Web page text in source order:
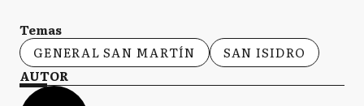
Temas
GENERAL SAN MARTÍN
SAN ISIDRO
AUTOR